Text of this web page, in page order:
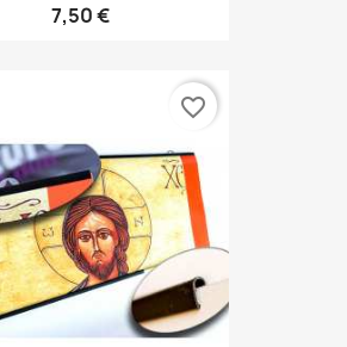
7,50 €
favorite_border